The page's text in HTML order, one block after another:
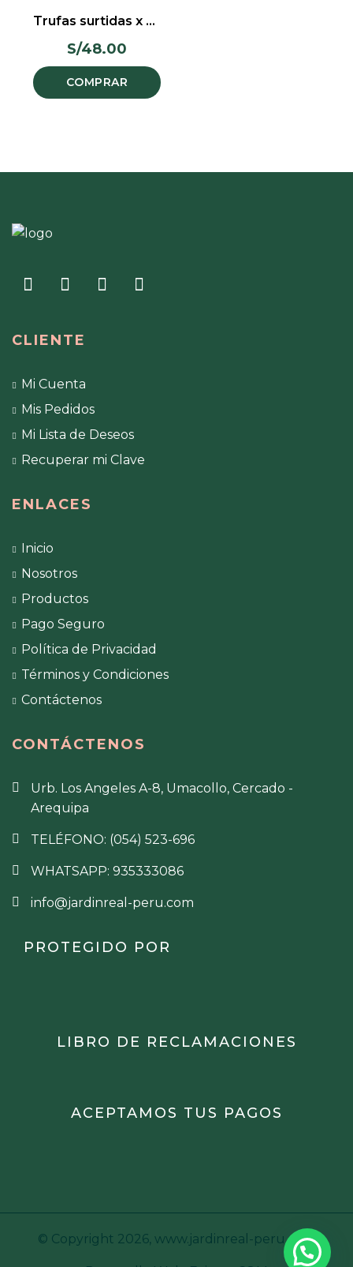
Trufas surtidas x 6 unids
S/48.00
COMPRAR
CLIENTE
Mi Cuenta
Mis Pedidos
Mi Lista de Deseos
Recuperar mi Clave
ENLACES
Inicio
Nosotros
Productos
Pago Seguro
Política de Privacidad
Términos y Condiciones
Contáctenos
CONTÁCTENOS
Urb. Los Angeles A-8, Umacollo, Cercado -
Arequipa
TELÉFONO: (054) 523-696
WHATSAPP: 935333086
info@jardinreal-peru.com
PROTEGIDO POR
LIBRO DE RECLAMACIONES
ACEPTAMOS TUS PAGOS
© Copyright 2026, www.jardinreal-peru.com